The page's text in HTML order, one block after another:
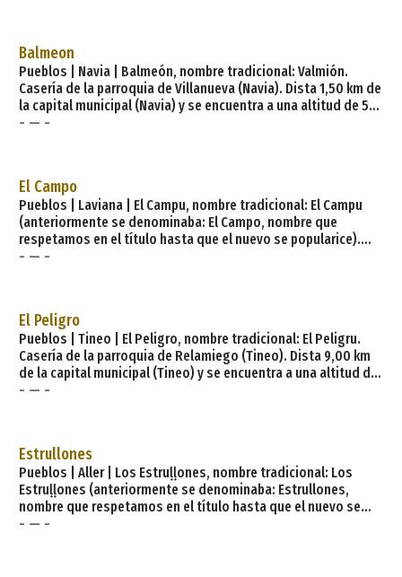
Espina, Láneo, L
Balmeon
Pueblos | Navia | Balmeón, nombre tradicional: Valmión.
Casería de la parroquia de Villanueva (Navia). Dista 1,50 km de
la capital municipal (Navia) y se encuentra a una altitud de 50
m. Cuenta con 6 viviendas (la parroquia 271) de las cuales 5
pueblos que form
- — -
El Campo
Pueblos | Laviana | El Campu, nombre tradicional: El Campu
(anteriormente se denominaba: El Campo, nombre que
respetamos en el título hasta que el nuevo se popularice).
Casería de la parroquia de Tiraña (Laviana). Dista 5,30 km de
viviendas no principales. El municipi
- — -
El Peligro
Pueblos | Tineo | El Peligro, nombre tradicional: El Peligru.
Casería de la parroquia de Relamiego (Tineo). Dista 9,00 km
de la capital municipal (Tineo) y se encuentra a una altitud de
590 m. Cuenta con 10 viviendas (la parroquia 72) de las cuales
Cezures, Collada, El
- — -
Estrullones
Pueblos | Aller | Los Estruḷḷones, nombre tradicional: Los
Estruḷḷones (anteriormente se denominaba: Estrullones,
nombre que respetamos en el título hasta que el nuevo se
popularice). Casería de la parroquia de Soto (Aller). Dista 4,00
- — -